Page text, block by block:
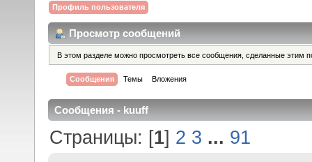
Профиль пользователя
Просмотр сообщений
В этом разделе можно просмотреть все сообщения, сделанные этим
Сообщения Темы Вложения
Сообщения - kuuff
Страницы: [1] 2 3 ... 91